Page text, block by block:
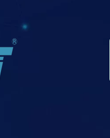
تطور التكنولوجيا، ظهرت الكوالين